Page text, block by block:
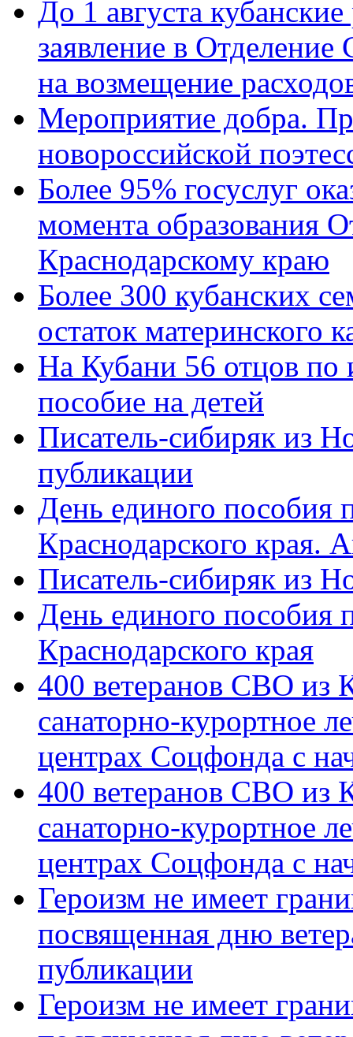
До 1 августа
заявление в
на возмещение
Мероприятие добра.
новороссийской
Более 95% госуслуг
момента образования
Краснодарскому краю
Более 300 кубанских
остаток материнского
На Кубани 56 отцов по
пособие на детей
Писатель-сибиряк из
публикации
День единого пособия
Краснодарского края.
Писатель-сибиряк из
День единого пособия
Краснодарского края
400 ветеранов СВО из
санаторно-курортное
центрах Соцфонда с
400 ветеранов СВО из
санаторно-курортное
центрах Соцфонда с
Героизм не имеет
посвященная дню
публикации
Героизм не имеет